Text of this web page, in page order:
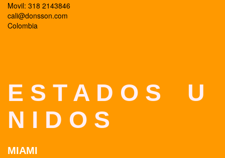
Movil: 318 2143846
cali@donsson.com
Colombia
E S T A D O S U
N I D O S
MIAMI